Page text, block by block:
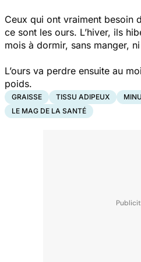
Ceux qui ont vraiment besoin
ce sont les ours. L’hiver, ils
mois à dormir, sans manger,
L’ours va perdre ensuite au
poids.
GRAISSE TISSU ADIPEUX
LE MAG DE LA SANTÉ